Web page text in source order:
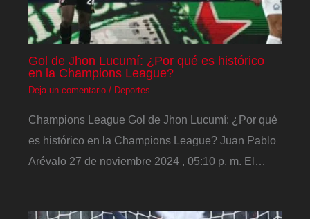
Gol de Jhon Lucumí: ¿Por qué es histórico
en la Champions League?
Deja un comentario / Deportes
Champions League Gol de Jhon Lucumí: ¿Por qué
es histórico en la Champions League? Juan Pablo
Arévalo 27 de noviembre 2024 , 05:10 p. m. El…